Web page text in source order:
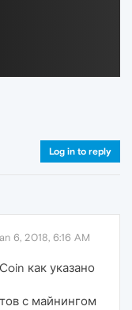
Log in to reply
6, 2018, 6:16 AM
как указано
с майнингом